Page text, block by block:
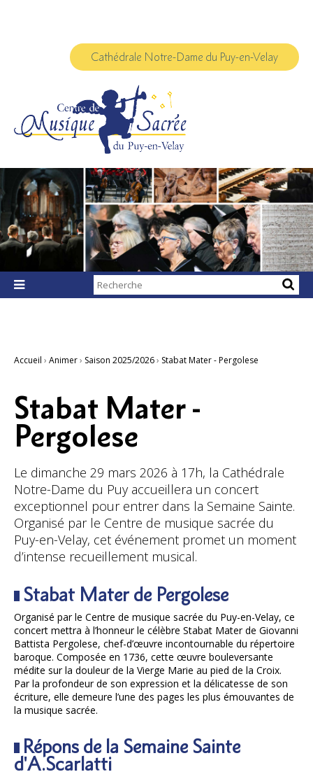
Cathédrale Notre-Dame du Puy-en-Velay

Chercher par
Recherche
Accueil › Animer› Saison 2025/2026› Stabat Mater - Pergolese
Stabat Mater -
Pergolese
Le dimanche 29 mars 2026 à 17h, la Cathédrale
Notre-Dame du Puy accueillera un concert
exceptionnel pour entrer dans la Semaine Sainte.
Organisé par le Centre de musique sacrée du
Puy-en-Velay, cet événement promet un moment
d’intense recueillement musical.
Stabat Mater de Pergolese
Organisé par le Centre de musique sacrée du Puy-en-Velay, ce
concert mettra à l’honneur le célèbre Stabat Mater de Giovanni
Battista Pergolese, chef-d’œuvre incontournable du répertoire
baroque. Composée en 1736, cette œuvre bouleversante
médite sur la douleur de la Vierge Marie au pied de la Croix.
Par la profondeur de son expression et la délicatesse de son
écriture, elle demeure l’une des pages les plus émouvantes de
la musique sacrée.
Répons de la Semaine Sainte
d'A.Scarlatti